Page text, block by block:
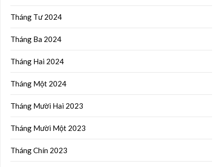
Tháng Tư 2024
Tháng Ba 2024
Tháng Hai 2024
Tháng Một 2024
Tháng Mười Hai 2023
Tháng Mười Một 2023
Tháng Chín 2023